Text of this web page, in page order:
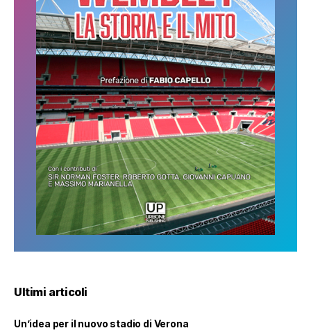
Ultimi articoli
Un’idea per il nuovo stadio di Verona